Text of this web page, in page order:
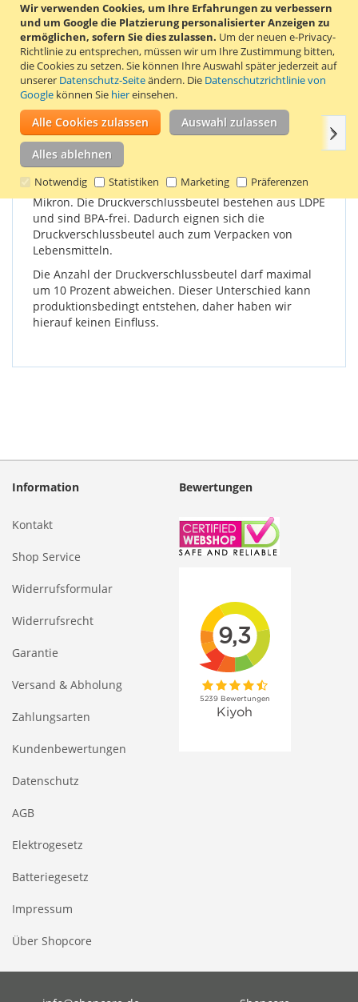
Wir verwenden Cookies, um Ihre Erfahrungen zu verbessern
und um Google die Platzierung personalisierter Anzeigen zu
ermöglichen, sofern Sie dies zulassen. Um der neuen e-Privacy-
Richtlinie zu entsprechen, müssen wir um Ihre Zustimmung bitten,
die Cookies zu setzen.Sie können Ihre Auswahl später jederzeit auf
unserer Datenschutz-Seiteändern. Die Datenschutzrichtlinie von
Google können Sie hiereinsehen.
Alle Cookies zulassen Auswahl zulassen
Alles ablehnen
Notwendig Statistiken Marketing Präferenzen
100 extra starke transparente Druckverschlussbeutel von 120
x 180 mm. Dies sind die Außenmaße bis zum Verschluss.
Dank des smarten Verschlusses sind die
Druckverschlussbeutel endlos wiederverschließbar. Die
Druckverschlussbeutel haben ein 5 mm großes Aufhängeloch
über dem Verschluss.
Einzelheiten Produkteigenschaften Bewertungen
Die Dicke dieser Druckverschlussbeutel beträgt 90
Mikron. Die Druckverschlussbeutel bestehen aus LDPE
und sind BPA-frei. Dadurch eignen sich die
Druckverschlussbeutel auch zum Verpacken von
Lebensmitteln.
Die Anzahl der Druckverschlussbeutel darf maximal
um 10 Prozent abweichen. Dieser Unterschied kann
produktionsbedingt entstehen, daher haben wir
hierauf keinen Einfluss.
Information
Kontakt
Shop Service
Widerrufsformular
Widerrufsrecht
Garantie
Versand & Abholung
Zahlungsarten
Kundenbewertungen
Datenschutz
AGB
Elektrogesetz
Batteriegesetz
Impressum
Über Shopcore
Bewertungen